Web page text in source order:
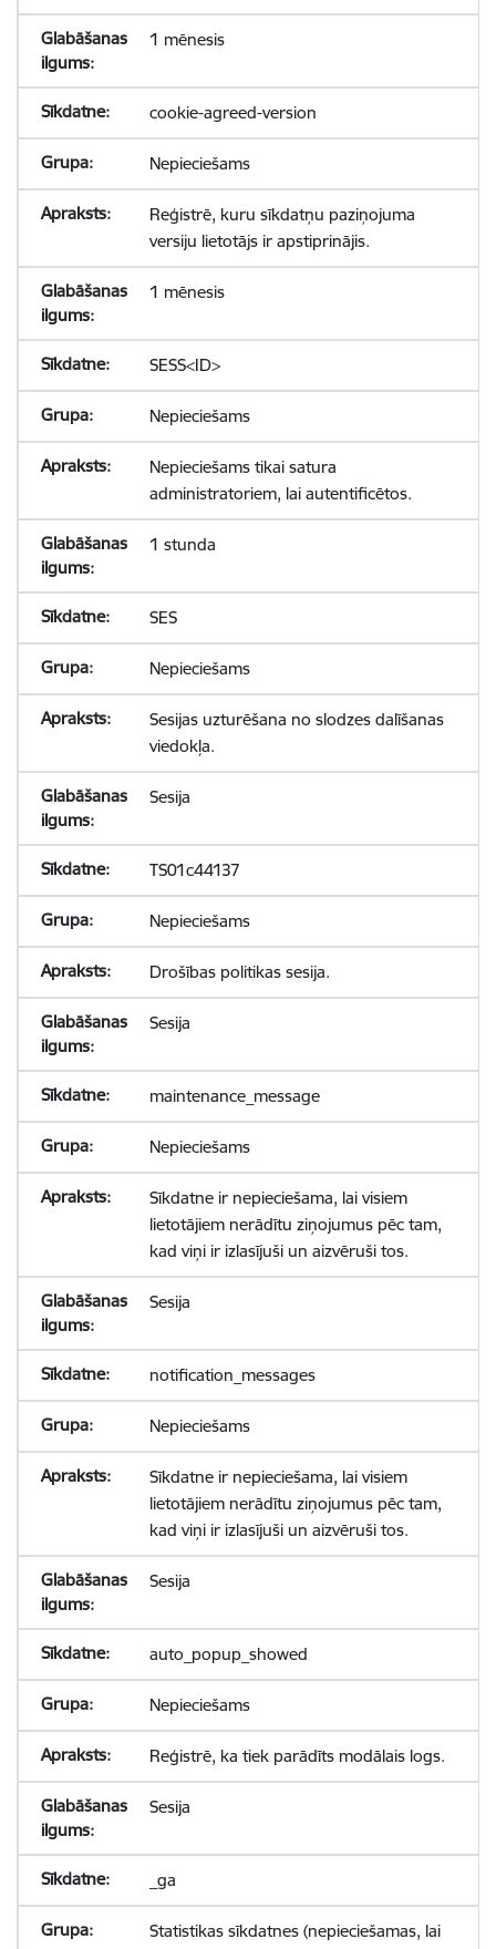
1 mēnesis
cookie-agreed-version
Nepieciešams
Reģistrē, kuru sīkdatņu paziņojuma
versiju lietotājs ir apstiprinājis.
1 mēnesis
SESS<ID>
Nepieciešams
Nepieciešams tikai satura
administratoriem, lai autentificētos.
1 stunda
SES
Nepieciešams
Sesijas uzturēšana no slodzes dalīšanas
viedokļa.
Sesija
TS01c44137
Nepieciešams
Drošības politikas sesija.
Sesija
maintenance_message
Nepieciešams
Sīkdatne ir nepieciešama, lai visiem
lietotājiem nerādītu ziņojumus pēc tam,
kad viņi ir izlasījuši un aizvēruši tos.
Sesija
notification_messages
Nepieciešams
Sīkdatne ir nepieciešama, lai visiem
lietotājiem nerādītu ziņojumus pēc tam,
kad viņi ir izlasījuši un aizvēruši tos.
Sesija
auto_popup_showed
Nepieciešams
Reģistrē, ka tiek parādīts modālais logs.
Sesija
_ga
Statistikas sīkdatnes (nepieciešamas, lai